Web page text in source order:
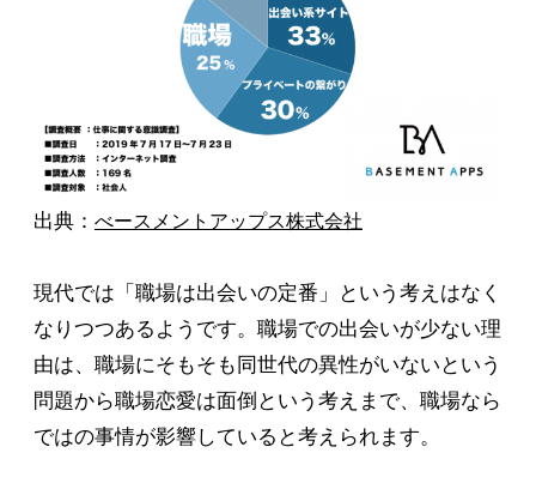
出典： べースメントアップス株式会社
現代では「職場は出会いの定番」という考えはなく
なりつつあるようです。職場での出会いが少ない理
由は、職場にそもそも同世代の異性がいないという
問題から職場恋愛は面倒という考えまで、職場なら
ではの事情が影響していると考えられます。